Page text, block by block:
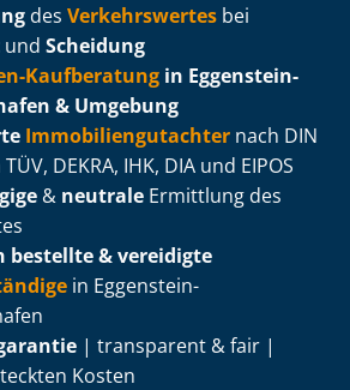
des Verkehrswertes bei
und Scheidung
Kaufberatung in Eggenstein-
& Umgebung
Im­mo­bi­li­en­gut­ach­ter nach DIN
DEKRA, IHK, DIA und EIPOS
& neutrale Ermittlung des
bestellte & vereidigte
in Eggenstein-
| transparent & fair |
Kosten